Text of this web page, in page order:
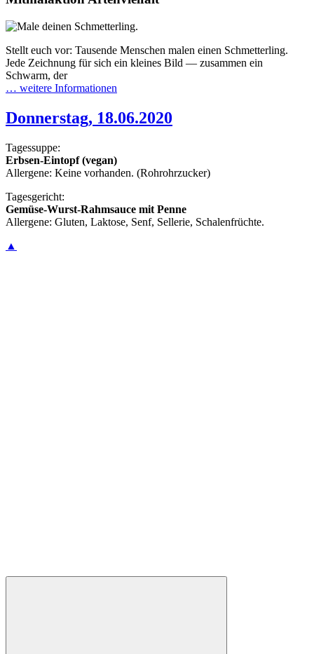
Stellt euch vor: Tausende Menschen malen einen Schmetterling.
Jede Zeichnung für sich ein kleines Bild — zusammen ein
Schwarm, der
… weitere Informationen
Donnerstag, 18.06.2020
Tagessuppe:
Erbsen-Eintopf (vegan)
Allergene: Keine vorhanden. (Rohrohrzucker)
Tagesgericht:
Gemüse-Wurst-Rahmsauce mit Penne
Allergene: Gluten, Laktose, Senf, Sellerie, Schalenfrüchte.
▲